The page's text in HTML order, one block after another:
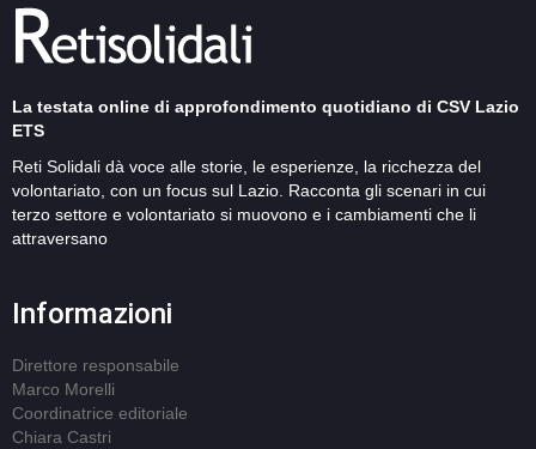
La testata online di approfondimento quotidiano di CSV Lazio
ETS
Reti Solidali dà voce alle storie, le esperienze, la ricchezza del
volontariato, con un focus sul Lazio. Racconta gli scenari in cui
terzo settore e volontariato si muovono e i cambiamenti che li
attraversano
Informazioni
Direttore responsabile
Marco Morelli
Coordinatrice editoriale
Chiara Castri